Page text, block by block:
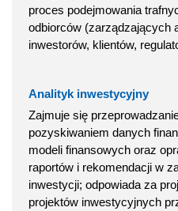
proces podejmowania
odbiorców (zarządzających
inwestorów, klientów,
Analityk inwestycyjny
Zajmuje się
pozyskiwaniem danych
modeli finansowych oraz
raportów i rekomendacji w
inwestycji; odpowiada za
projektów inwestycyjnych